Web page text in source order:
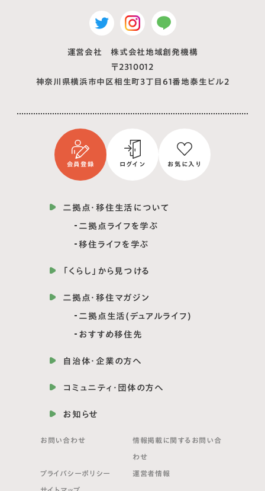
運営会社 株式会社地域創発機構
〒2310012
神奈川県横浜市中区相生町3丁目61番地泰生ビル2
会員登録 ログイン お気に入り
二拠点・移住生活について
二拠点ライフを学ぶ
移住ライフを学ぶ
「くらし」から見つける
二拠点・移住マガジン
二拠点生活(デュアルライフ)
おすすめ移住先
自治体・企業の方へ
コミュニティ・団体の方へ
お知らせ
お問い合わせ 情報掲載に関する お問い合
わせ
プライバシーポリシー 運営者情報